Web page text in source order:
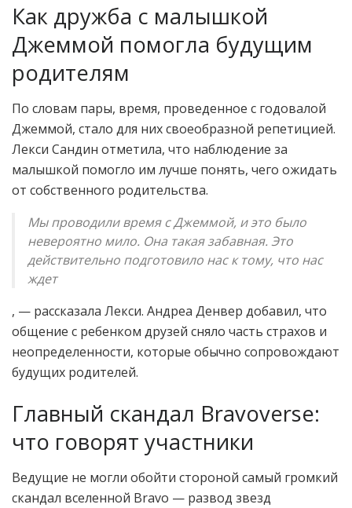
Как дружба с малышкой
Джеммой помогла будущим
родителям
По словам пары, время, проведенное с годовалой
Джеммой, стало для них своеобразной репетицией.
Лекси Сандин отметила, что наблюдение за
малышкой помогло им лучше понять, чего ожидать
от собственного родительства.
Мы проводили время с Джеммой, и это было
невероятно мило. Она такая забавная. Это
действительно подготовило нас к тому, что нас
ждет
, — рассказала Лекси. Андреа Денвер добавил, что
общение с ребенком друзей сняло часть страхов и
неопределенности, которые обычно сопровождают
будущих родителей.
Главный скандал Bravoverse:
что говорят участники
Ведущие не могли обойти стороной самый громкий
скандал вселенной Bravo — развод звезд